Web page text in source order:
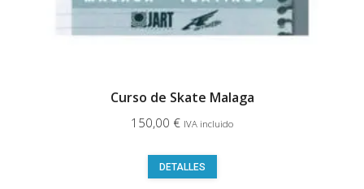
producto
Curso de Skate Malaga
150,00 € IVA incluido
DETALLES